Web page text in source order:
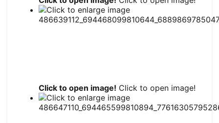
Click to open image! Click to open image!